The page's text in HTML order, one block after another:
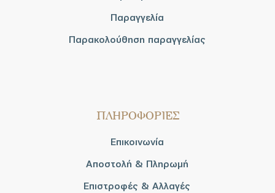
Παραγγελία
Παρακολούθηση παραγγελίας
ΠΛΗΡΟΦΟΡΙΕΣ
Επικοινωνία
Αποστολή & Πληρωμή
Επιστροφές & Αλλαγές